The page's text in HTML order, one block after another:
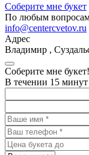
Соберите мне букет
По любым
info@centercvetov.ru
Адрес
Владимир ,
Соберите мне букет!
В течении 15